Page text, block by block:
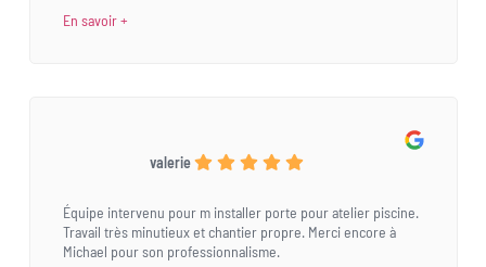
En savoir +
valerie
Équipe intervenu pour m installer porte pour atelier piscine.
Travail très minutieux et chantier propre. Merci encore à
Michael pour son professionnalisme.